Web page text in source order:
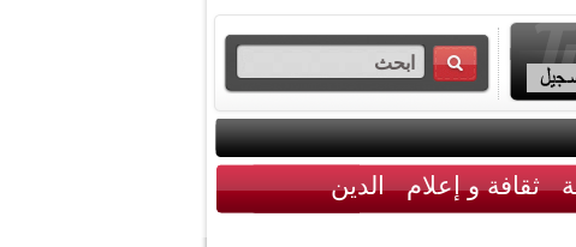
ثقافة و إعلام الدين